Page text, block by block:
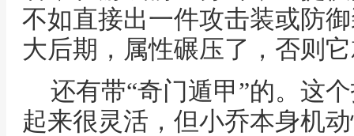
不如直接出一件攻击装或防
大后期，属性碾压了，否则
还有带“奇门遁甲”的。这
起来很灵活，但小乔本身机